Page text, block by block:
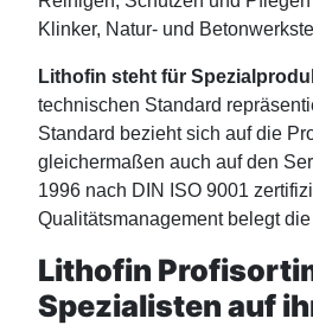
Klinker, Natur- und
Lithofin steht für
technischen Standard
Standard bezieht sich auf die
gleichermaßen auch auf den
1996 nach DIN ISO 9001
Qualitätsmanagement belegt
Lithofin
Spezialisten auf